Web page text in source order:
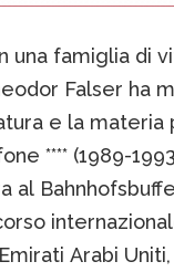
una famiglia di
Falser ha
e la materia
**** (1989-
al
Arabi